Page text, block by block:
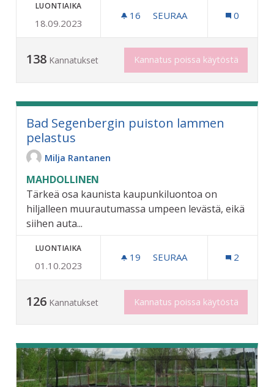
LUONTIAIKA
18.09.2023
16 16 SEURAAJAA
SEURAA 0
138 Kannatukset Kannatus poissa käytöstä
Bad Segenbergin puiston lammen
pelastus
Milja Rantanen
MAHDOLLINEN
Tärkeä osa kaunista kaupunkiluontoa on
hiljalleen muurautumassa umpeen levästä, eikä
siihen auta...
LUONTIAIKA
01.10.2023
19 19 SEURAAJAA
SEURAA 2
126 Kannatukset Kannatus poissa käytöstä